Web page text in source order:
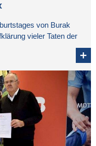
von Burak
vieler Taten der